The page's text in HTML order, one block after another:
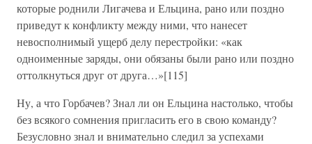
которые роднили Лигачева и Ельцина, рано или поздно
приведут к конфликту между ними, что нанесет
невосполнимый ущерб делу перестройки: «как
одноименные заряды, они обязаны были рано или поздно
оттолкнуться друг от друга…»[115]
Ну, а что Горбачев? Знал ли он Ельцина настолько, чтобы
без всякого сомнения пригласить его в свою команду?
Безусловно знал и внимательно следил за успехами